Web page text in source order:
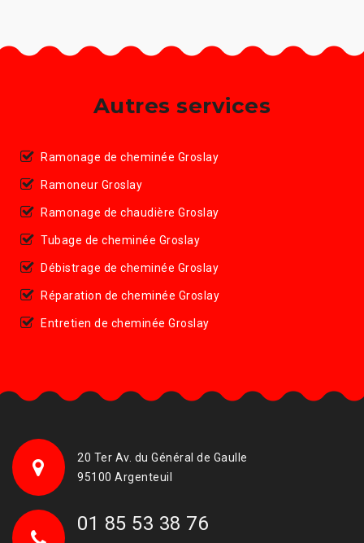
Autres services
Ramonage de cheminée Groslay
Ramoneur Groslay
Ramonage de chaudière Groslay
Tubage de cheminée Groslay
Débistrage de cheminée Groslay
Réparation de cheminée Groslay
Entretien de cheminée Groslay
20 Ter Av. du Général de Gaulle
95100 Argenteuil
01 85 53 38 76